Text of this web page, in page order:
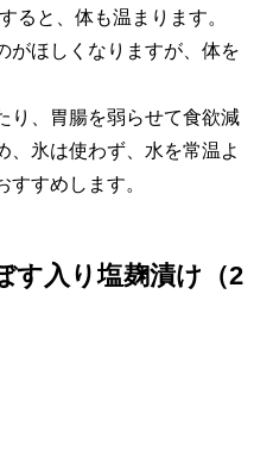
ると、体も温まります。
がほしくなりますが、体を
り、胃腸を弱らせて食欲減
、氷は使わず、水を常温よ
すめします。
す入り塩麹漬け（2